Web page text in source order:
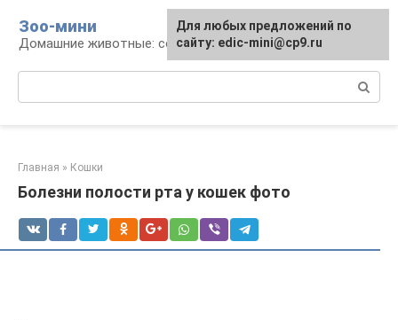
контенту
Зоо-мини
Домашние животные: содержание и уход
Главная » Кошки
Болезни полости рта у кошек фото
Для любых предложений по
сайту: edic-mini@cp9.ru